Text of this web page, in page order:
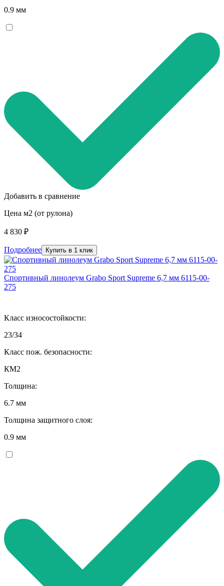
0.9 мм
Добавить в сравнение
Цена м2 (от рулона)
4 830 ₽
Подробнее Купить в 1 клик
Спортивный линолеум Grabo Sport Supreme 6,7 мм 6115-00-
275
Класс износостойкости:
23/34
Класс пож. безопасности:
КМ2
Толщина:
6.7 мм
Толщина защитного слоя:
0.9 мм